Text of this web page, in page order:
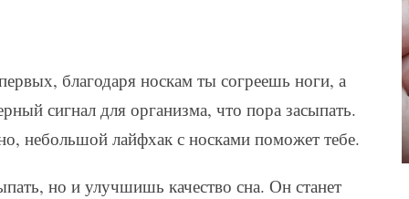
благодаря носкам ты согреешь ноги, а
сигнал для организма, что пора засыпать.
небольшой лайфхак с носками поможет тебе.
но и улучшишь качество сна. Он станет